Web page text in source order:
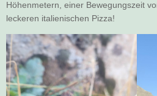
Höhenmetern, einer Bewegungszeit
leckeren italienischen Pizza!